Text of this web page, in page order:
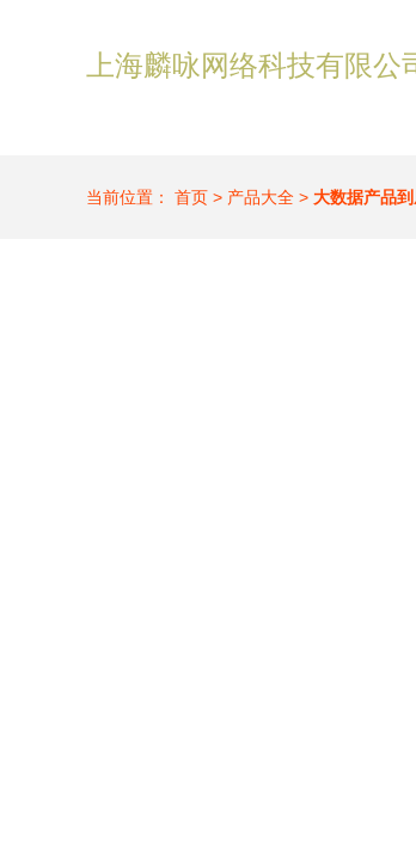
上海麟咏网络科技有限公
当前位置： 首页 > 产品大全 > 大数据产品